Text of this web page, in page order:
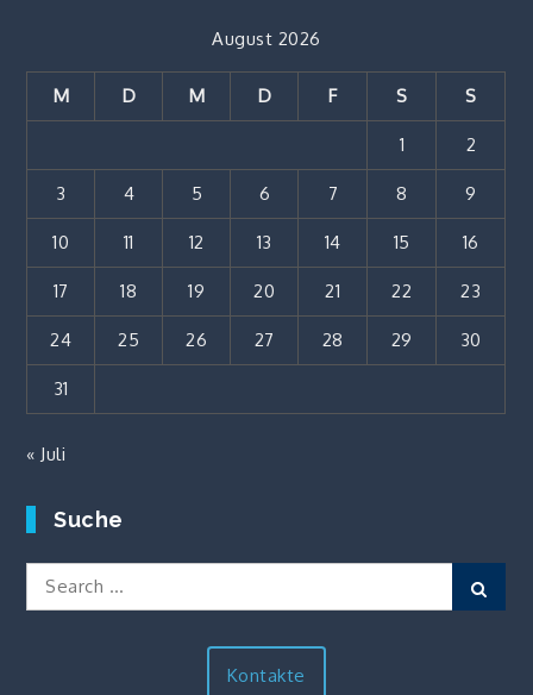
August 2026
M D M D F S S
1 2
3 4 5 6 7 8 9
10 11 12 13 14 15 16
17 18 19 20 21 22 23
24 25 26 27 28 29 30
31
« Juli
Suche
Search
for:
Kontakte